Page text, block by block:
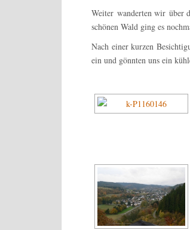
Weiter wanderten wir über
schönen Wald ging es
Nach einer kurzen
ein und gönnten uns ein